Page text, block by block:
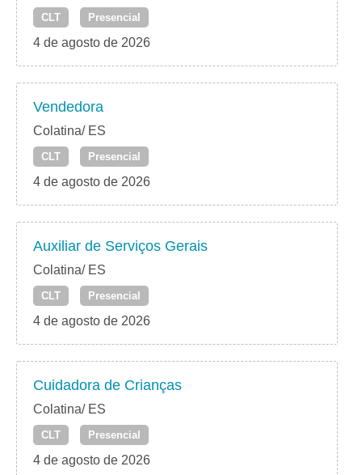
CLT Presencial
4 de agosto de 2026
Vendedora
Colatina/ ES
CLT Presencial
4 de agosto de 2026
Auxiliar de Serviços Gerais
Colatina/ ES
CLT Presencial
4 de agosto de 2026
Cuidadora de Crianças
Colatina/ ES
CLT Presencial
4 de agosto de 2026